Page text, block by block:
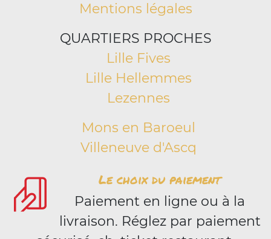
Mentions légales
QUARTIERS PROCHES
Lille Fives
Lille Hellemmes
Lezennes
Mons en Baroeul
Villeneuve d'Ascq
Le choix du paiement
Paiement en ligne ou à la
livraison. Réglez par paiement